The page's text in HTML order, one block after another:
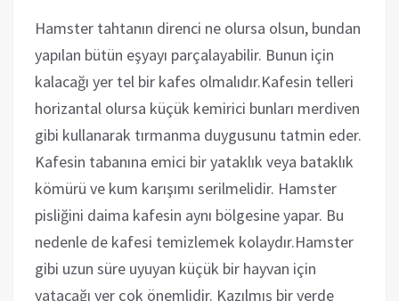
Hamster tahtanın direnci ne olursa olsun, bundan
yapılan bütün eşyayı parçalayabilir. Bunun için
kalacağı yer tel bir kafes olmalıdır.Kafesin telleri
horizantal olursa küçük kemirici bunları merdiven
gibi kullanarak tırmanma duygusunu tatmin eder.
Kafesin tabanına emici bir yataklık veya bataklık
kömürü ve kum karışımı serilmelidir. Hamster
pisliğini daima kafesin aynı bölgesine yapar. Bu
nedenle de kafesi temizlemek kolaydır.Hamster
gibi uzun süre uyuyan küçük bir hayvan için
yatacağı yer çok önemlidir. Kazılmış bir yerde